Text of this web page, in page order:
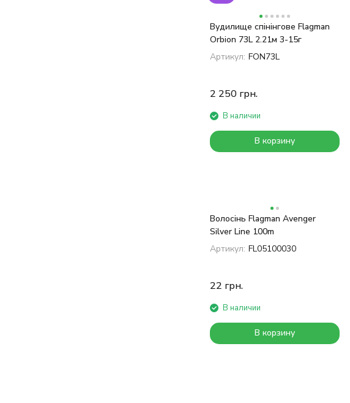
Вудилище спінінгове Flagman
Orbion 73L 2.21м 3-15г
Артикул: FON73L
2 250 грн.
В наличии
В корзину
Волосінь Flagman Avenger
Silver Line 100m
Артикул: FL05100030
22 грн.
В наличии
В корзину